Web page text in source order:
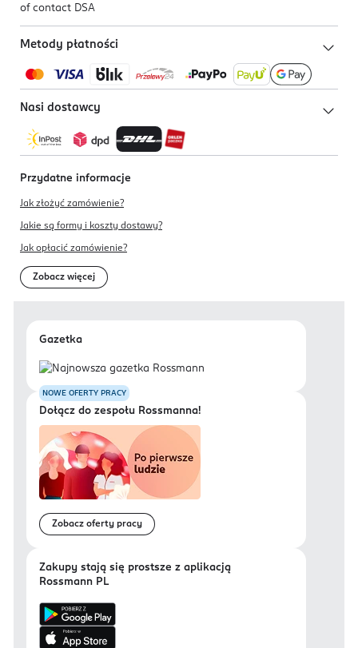
of contact DSA
Metody płatności
Nasi dostawcy
Przydatne informacje
Jak złożyć zamówienie?
Jakie są formy i koszty dostawy?
Jak opłacić zamówienie?
Zobacz więcej
Gazetka
NOWE OFERTY PRACY
Dołącz do zespołu Rossmanna!
Zobacz oferty pracy
Zakupy stają się prostsze z aplikacją
Rossmann PL